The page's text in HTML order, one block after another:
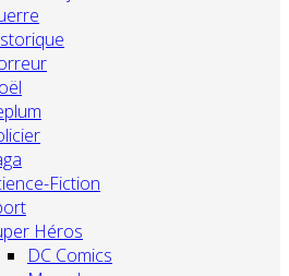
Fiction
Héros
DC Comics